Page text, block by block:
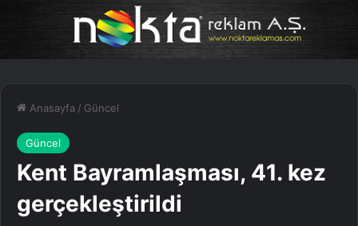
Anasayfa / Güncel
Güncel
Kent Bayramlaşması, 41. kez
gerçekleştirildi